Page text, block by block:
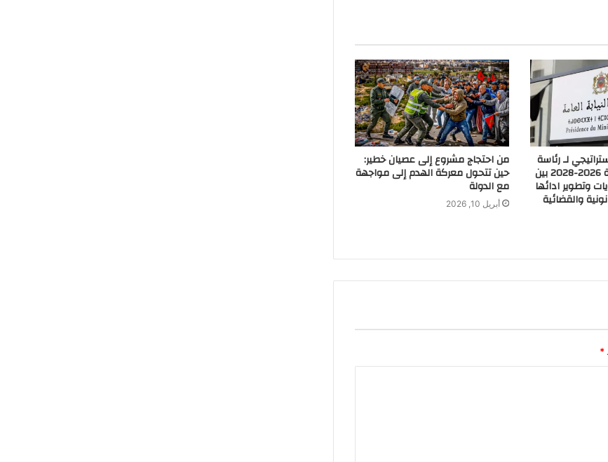
لـ رئاسة
النيابة العامة للفترة 2026-2028 بين
وتطوير ادائها
والقضائية
من احتجاج مشروع إلى عصيان خطير:
حين تتحول معركة الهدم إلى مواجهة
مع الدولة
أبريل 10, 2026
*